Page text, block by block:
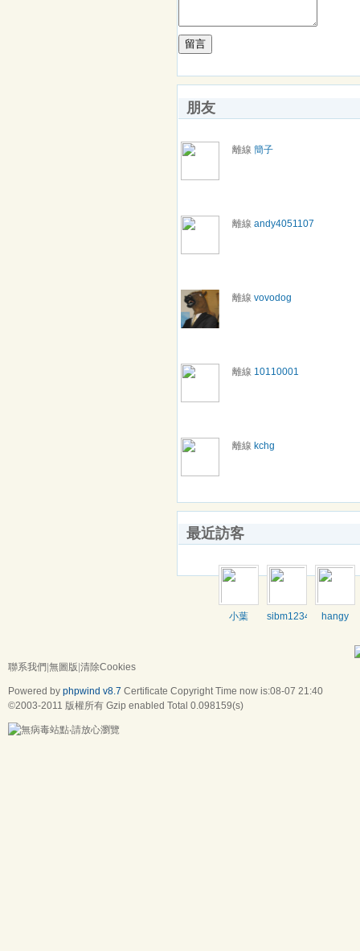
留言
朋友
離線 簡子
離線 andy4051107
離線 vovodog
離線 10110001
離線 kchg
最近訪客
小葉 sibm1234 hangy
聯系我們 無圖版 清除Cookies
Powered by phpwind v8.7 Certificate Copyright Time now is:08-07 21:40
©2003-2011 版權所有 Gzip enabled Total 0.098159(s)